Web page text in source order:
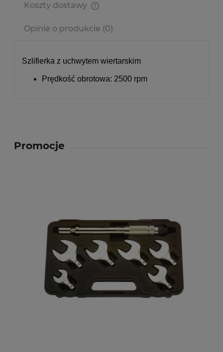
Koszty dostawy
Opinie o produkcie (0)
Szlifierka z uchwytem wiertarskim
Prędkość obrotowa: 2500 rpm
Promocje